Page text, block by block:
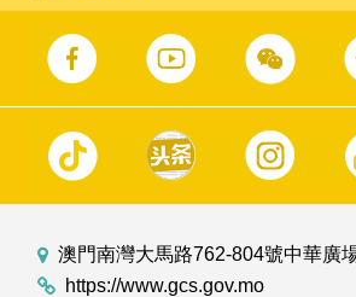
澳門南灣大馬路762-804號中華廣
https://www.gcs.gov.mo